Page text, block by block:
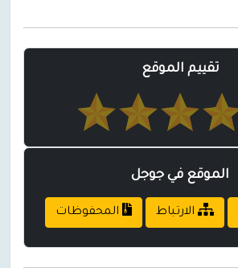
تقييم الموقع
الموقع في جوجل
الارتباط المحفوظات